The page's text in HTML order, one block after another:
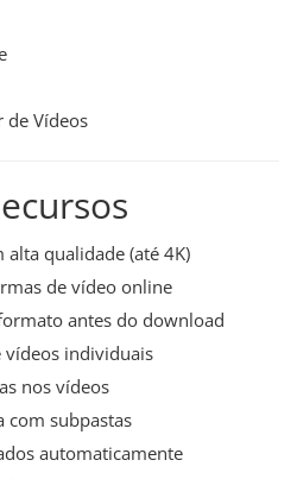
de Vídeos
qualidade (até 4K)
de vídeo online
antes do download
vídeos individuais
nos vídeos
com subpastas
automaticamente